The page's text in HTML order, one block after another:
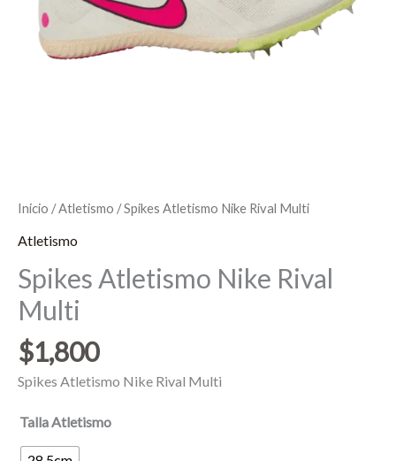
Inicio /Atletismo / Spikes Atletismo Nike Rival Multi
Atletismo
Spikes Atletismo Nike Rival
Multi
$1,800
Spikes Atletismo Nike Rival Multi
Talla Atletismo